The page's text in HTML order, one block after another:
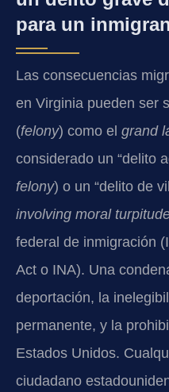
para un
Las consecuencias
en Virginia pueden ser
(felony) como el grand
considerado un “delito
felony) o un “delito de
involving moral
federal de inmigración
Act o INA). Una
deportación, la
permanente, y la
Estados Unidos.
ciudadano